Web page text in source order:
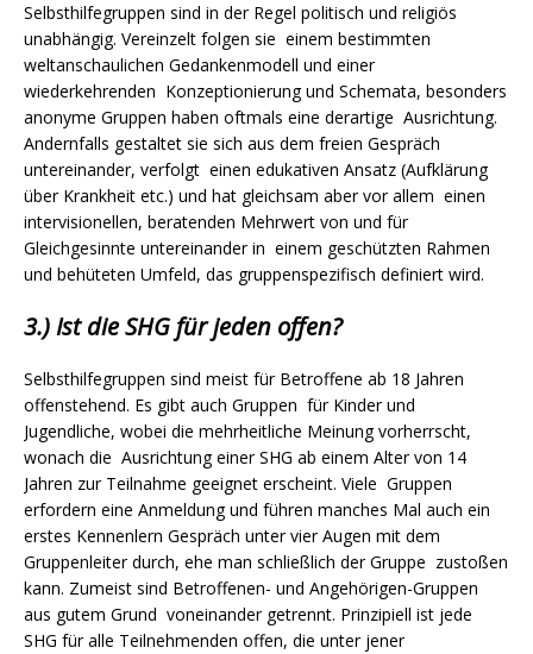
Selbsthilfegruppen sind in der Regel politisch und religiös
unabhängig. Vereinzelt folgen sie einem bestimmten
weltanschaulichen Gedankenmodell und einer
wiederkehrenden Konzeptionierung und Schemata, besonders
anonyme Gruppen haben oftmals eine derartige Ausrichtung.
Andernfalls gestaltet sie sich aus dem freien Gespräch
untereinander, verfolgt einen edukativen Ansatz (Aufklärung
über Krankheit etc.) und hat gleichsam aber vor allem einen
intervisionellen, beratenden Mehrwert von und für
Gleichgesinnte untereinander in einem geschützten Rahmen
und behüteten Umfeld, das gruppenspezifisch definiert wird.
3.) Ist die SHG für jeden offen?
Selbsthilfegruppen sind meist für Betroffene ab 18 Jahren
offenstehend. Es gibt auch Gruppen für Kinder und
Jugendliche, wobei die mehrheitliche Meinung vorherrscht,
wonach die Ausrichtung einer SHG ab einem Alter von 14
Jahren zur Teilnahme geeignet erscheint. Viele Gruppen
erfordern eine Anmeldung und führen manches Mal auch ein
erstes Kennenlern Gespräch unter vier Augen mit dem
Gruppenleiter durch, ehe man schließlich der Gruppe zustoßen
kann. Zumeist sind Betroffenen- und Angehörigen-Gruppen
aus gutem Grund voneinander getrennt. Prinzipiell ist jede
SHG für alle Teilnehmenden offen, die unter jener